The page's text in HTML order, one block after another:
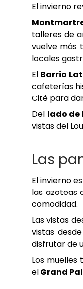
El invierno
talleres de
vuelve más
locales
El Barrio
cafeterías
Cité para
Del lado de
vistas del
Las
El invierno
las azoteas
comodidad.
Las vistas
vistas
disfrutar de
Los muelles
elGrand